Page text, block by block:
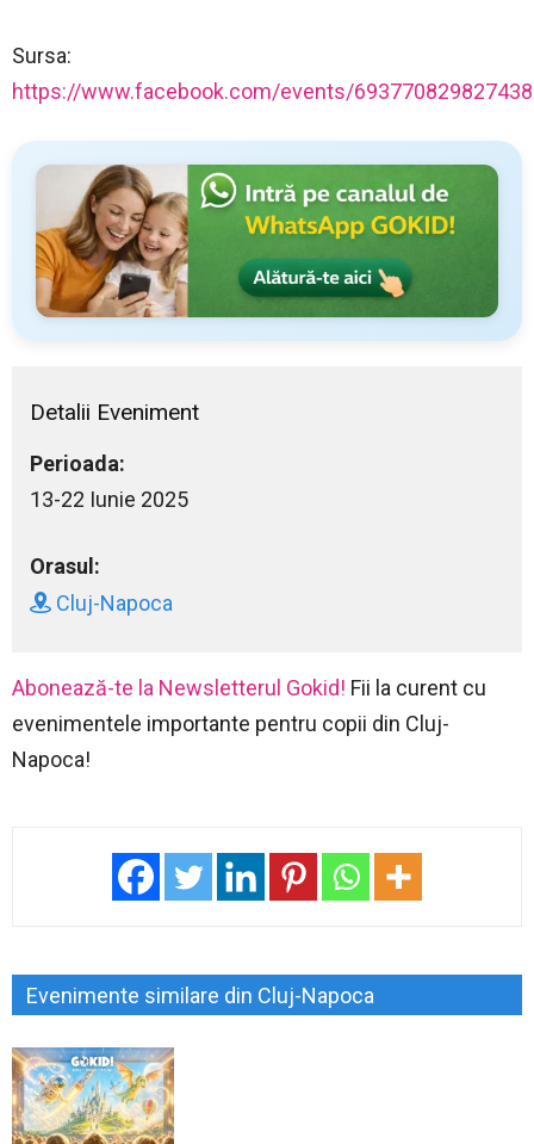
Sursa:
https://www.facebook.com/events/693770829827438
Detalii Eveniment
Perioada:
13-22 Iunie 2025
Orasul:
Cluj-Napoca
Abonează-te la Newsletterul Gokid! Fii la curent cu
evenimentele importante pentru copii din Cluj-
Napoca!
Evenimente similare din Cluj-Napoca